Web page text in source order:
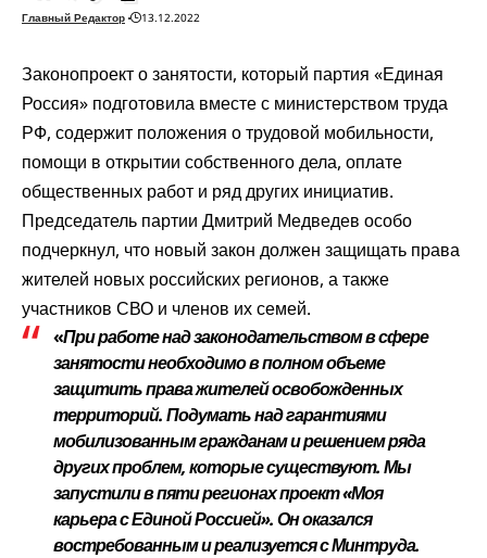
Главный Редактор 13.12.2022
Законопроект о занятости, который партия «Единая
Россия» подготовила вместе с министерством труда
РФ, содержит положения о трудовой мобильности,
помощи в открытии собственного дела, оплате
общественных работ и ряд других инициатив.
Председатель партии Дмитрий Медведев особо
подчеркнул, что новый закон должен защищать права
жителей новых российских регионов, а также
участников СВО и членов их семей.
«При работе над законодательством в сфере
занятости необходимо в полном объеме
защитить права жителей освобожденных
территорий. Подумать над гарантиями
мобилизованным гражданам и решением ряда
других проблем, которые существуют. Мы
запустили в пяти регионах проект «Моя
карьера с Единой Россией». Он оказался
востребованным и реализуется с Минтруда.